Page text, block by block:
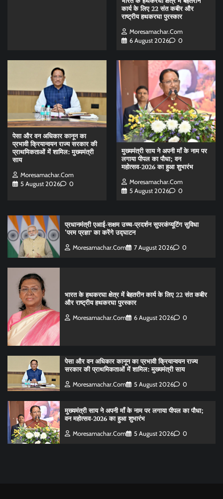
कार्य के लिए 22 संत कबीर और
राष्ट्रीय हथकरघा पुरस्कार
Moresamachar.com
6 August 2026
0
पेसा और वन अधिकार कानून का
प्रभावी क्रियान्वयन राज्य सरकार की
प्राथमिकताओं में शामिल: मुख्यमंत्री
साय
Moresamachar.com
5 August 2026
0
मुख्यमंत्री साय ने अपनी माँ के नाम पर
लगाया पीपल का पौधा; वन
महोत्सव-2026 का हुआ शुभारंभ
Moresamachar.com
5 August 2026
0
प्रधानमंत्री एआई-सक्षम उच्च-प्रदर्शन सुपरकंप्यूटिंग सुविधा
‘परम प्रज्ञा’ का करेंगे उद्घाटन
Moresamachar.com 7 August 2026 0
भारत के हथकरघा क्षेत्र में बेहतरीन कार्य के लिए 22 संत कबीर
और राष्ट्रीय हथकरघा पुरस्कार
Moresamachar.com 6 August 2026 0
पेसा और वन अधिकार कानून का प्रभावी क्रियान्वयन राज्य
सरकार की प्राथमिकताओं में शामिल: मुख्यमंत्री साय
Moresamachar.com 5 August 2026 0
मुख्यमंत्री साय ने अपनी माँ के नाम पर लगाया पीपल का पौधा;
वन महोत्सव-2026 का हुआ शुभारंभ
Moresamachar.com 5 August 2026 0